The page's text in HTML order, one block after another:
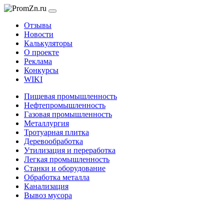
Отзывы
Новости
Калькуляторы
О проекте
Реклама
Конкурсы
WIKI
Пищевая промышленность
Нефтепромышленность
Газовая промышленность
Металлургия
Тротуарная плитка
Деревообработка
Утилизация и переработка
Легкая промышленность
Станки и оборудование
Обработка металла
Канализация
Вывоз мусора